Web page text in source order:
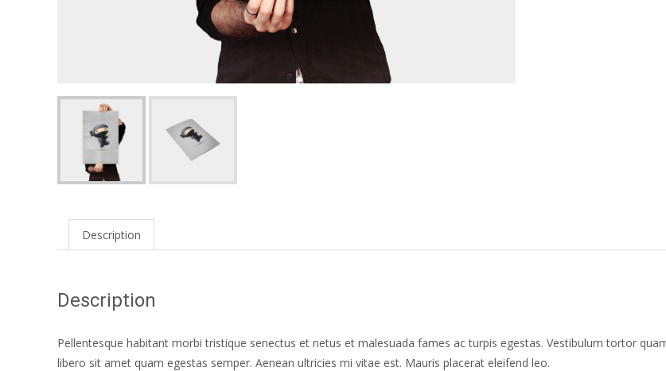
Description
Description
Pellentesque habitant morbi tristique senectus et netus et malesuada fames ac turpis egestas. Vestibulum tortor
libero sit amet quam egestas semper. Aenean ultricies mi vitae est. Mauris placerat eleifend leo.